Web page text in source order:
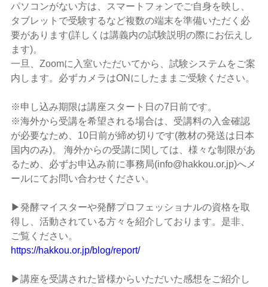
パソコンがない方は、スマートフォンでご自身を映し、
タブレットで受験するなど複数の端末を準備いただく必
要があります(詳しくは講義内の試験説明の際にお伝えし
ます)。
一旦、Zoomに入室いただいてから、試験システムをご案
内します。必ずカメラはONにしたままご受験ください。
※申し込み期限は講座スタート日の7日前です。
※海外から受講を希望される場合は、受講料の入金確認
が必要なため、10日前が締め切りです(教材の発送は日本
国内のみ)。 海外からの受講に関しては、様々な制限があ
るため、必ずお申込み前に事務局(info@hakkou.or.jp)へメ
ールにてお問い合わせください。
▶発酵マイスターや発酵プロフェッショナルの資格を取
得し、活動されている方々を紹介しております。是非、
ご覧ください。
https://hakkou.or.jp/blog/report/
▶講座を受講された皆様からいただいた感想をご紹介し